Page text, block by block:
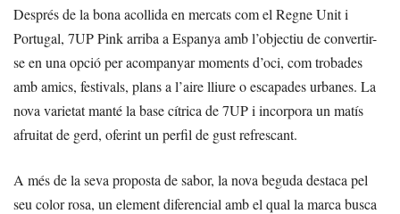
Després de la bona acollida en mercats com el Regne Unit i
Portugal, 7UP Pink arriba a Espanya amb l’objectiu de convertir-
se en una opció per acompanyar moments d’oci, com trobades
amb amics, festivals, plans a l’aire lliure o escapades urbanes. La
nova varietat manté la base cítrica de 7UP i incorpora un matís
afruitat de gerd, oferint un perfil de gust refrescant.
A més de la seva proposta de sabor, la nova beguda destaca pel
seu color rosa, un element diferencial amb el qual la marca busca